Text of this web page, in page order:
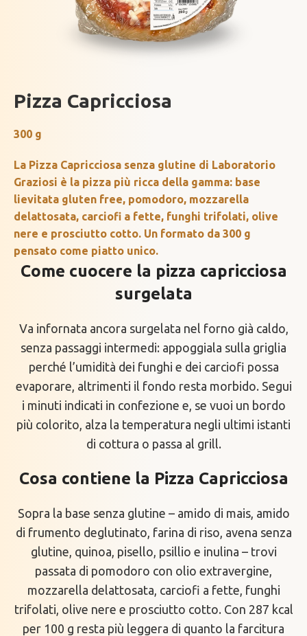
Pizza Capricciosa
300 g
La Pizza Capricciosa senza glutine di Laboratorio
Graziosi è la pizza più ricca della gamma: base
lievitata gluten free, pomodoro, mozzarella
delattosata, carciofi a fette, funghi trifolati, olive
nere e prosciutto cotto. Un formato da 300 g
pensato come piatto unico.
Come cuocere la pizza capricciosa
surgelata
Va infornata ancora surgelata nel forno già caldo,
senza passaggi intermedi: appoggiala sulla griglia
perché l’umidità dei funghi e dei carciofi possa
evaporare, altrimenti il fondo resta morbido. Segui
i minuti indicati in confezione e, se vuoi un bordo
più colorito, alza la temperatura negli ultimi istanti
di cottura o passa al grill.
Cosa contiene la Pizza Capricciosa
Sopra la base senza glutine – amido di mais, amido
di frumento deglutinato, farina di riso, avena senza
glutine, quinoa, pisello, psillio e inulina – trovi
passata di pomodoro con olio extravergine,
mozzarella delattosata, carciofi a fette, funghi
trifolati, olive nere e prosciutto cotto. Con 287 kcal
per 100 g resta più leggera di quanto la farcitura